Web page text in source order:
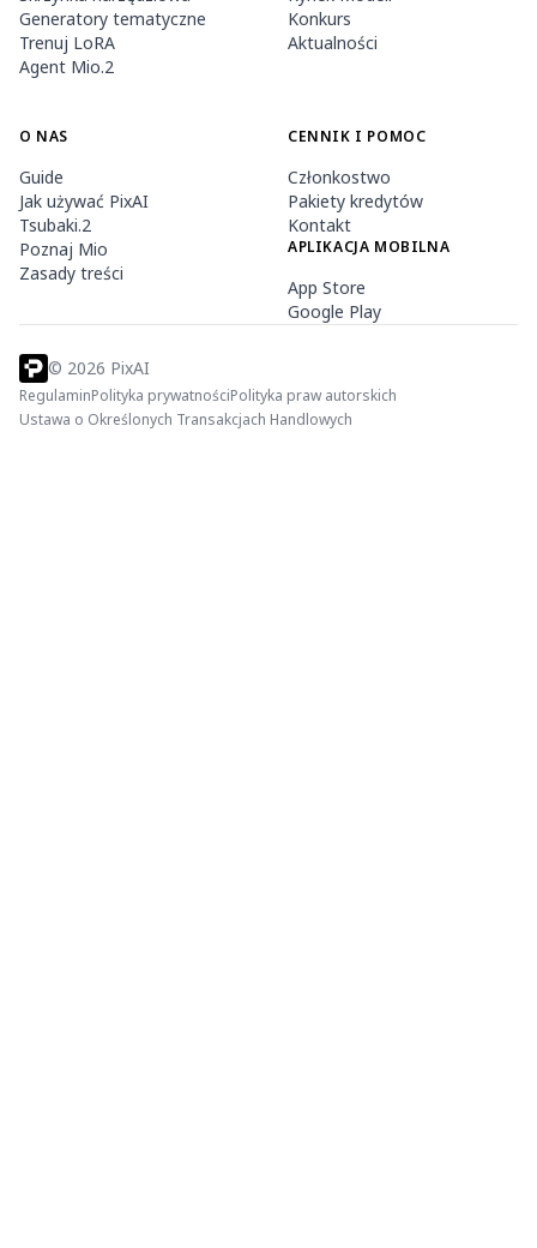
Generatory tematyczne
Trenuj LoRA
Agent Mio.2
Konkurs
Aktualności
O NAS
Guide
Jak używać PixAI
Tsubaki.2
Poznaj Mio
Zasady treści
CENNIK I POMOC
Członkostwo
Pakiety kredytów
Kontakt
APLIKACJA MOBILNA
App Store
Google Play
© 2026 PixAI
RegulaminPolityka prywatnościPolityka praw autorskich
Ustawa o Określonych Transakcjach Handlowych